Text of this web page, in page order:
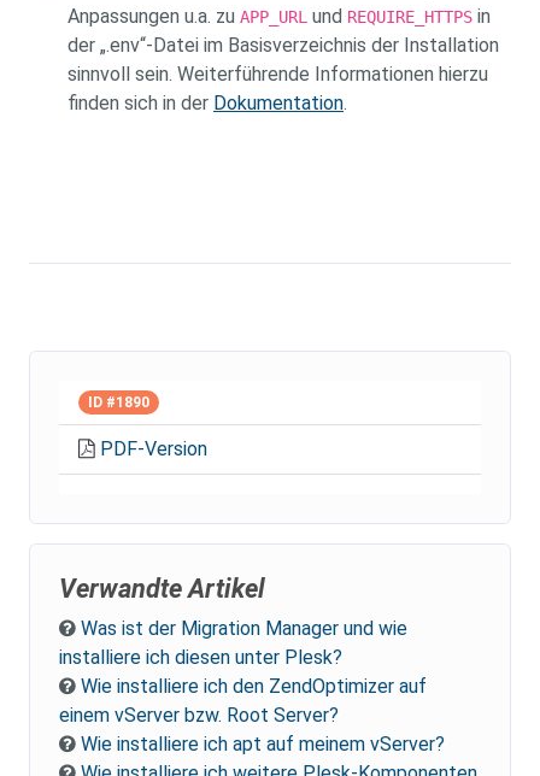
Anpassungen u.a. zu APP_URL und REQUIRE_HTTPS in
der „.env“-‍Datei im Basisverzeichnis der Installation
sinnvoll sein. Weiterführende Informationen hierzu
finden sich in der Dokumentation.
ID #1890
PDF-Version
Verwandte Artikel
Was ist der Migration Manager und wie
installiere ich diesen unter Plesk?
Wie installiere ich den ZendOptimizer auf
einem vServer bzw. Root Server?
Wie installiere ich apt auf meinem vServer?